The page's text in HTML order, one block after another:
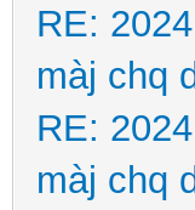
RE:
màj chq
RE:
màj chq